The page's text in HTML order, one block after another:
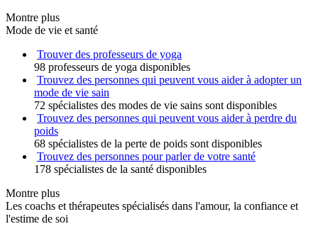
Montre plus
Mode de vie et santé
Trouver des professeurs de yoga
98 professeurs de yoga disponibles
Trouvez des personnes qui peuvent vous aider à adopter un
mode de vie sain
72 spécialistes des modes de vie sains sont disponibles
Trouvez des personnes qui peuvent vous aider à perdre du
poids
68 spécialistes de la perte de poids sont disponibles
Trouvez des personnes pour parler de votre santé
178 spécialistes de la santé disponibles
Montre plus
Les coachs et thérapeutes spécialisés dans l'amour, la confiance et
l'estime de soi